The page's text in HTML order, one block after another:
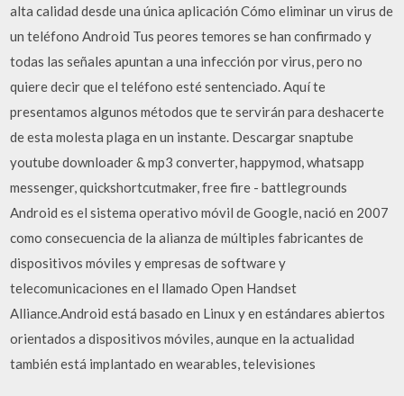
alta calidad desde una única aplicación Cómo eliminar un virus de
un teléfono Android Tus peores temores se han confirmado y
todas las señales apuntan a una infección por virus, pero no
quiere decir que el teléfono esté sentenciado. Aquí te
presentamos algunos métodos que te servirán para deshacerte
de esta molesta plaga en un instante. Descargar snaptube
youtube downloader & mp3 converter, happymod, whatsapp
messenger, quickshortcutmaker, free fire - battlegrounds
Android es el sistema operativo móvil de Google, nació en 2007
como consecuencia de la alianza de múltiples fabricantes de
dispositivos móviles y empresas de software y
telecomunicaciones en el llamado Open Handset
Alliance.Android está basado en Linux y en estándares abiertos
orientados a dispositivos móviles, aunque en la actualidad
también está implantado en wearables, televisiones